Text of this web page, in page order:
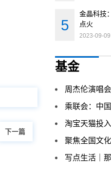
下一篇
金晶科技
点火
2023-09-09
基金
周杰伦演唱会上
乘联会：中国
淘宝天猫投入亿级
聚焦全国文
写点生活｜